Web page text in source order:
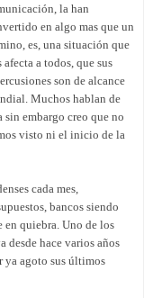
la han
en algo mas que un
es, una situación que
afecta a todos, que sus
son de alcance
Muchos hablan de
sin embargo creo que no
visto ni el inicio de la
cada mes,
bancos siendo
en quiebra. Uno de los
desde hace varios años
ya agoto sus últimos